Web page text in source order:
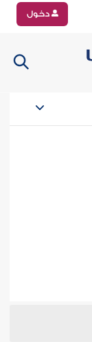
دخول